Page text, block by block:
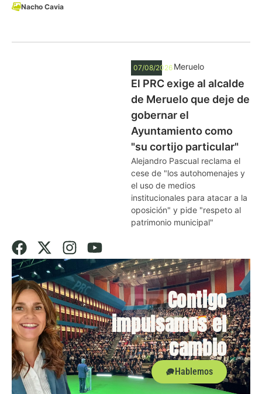
Nacho Cavia
07/08/2026 Meruelo
El PRC exige al alcalde
de Meruelo que deje de
gobernar el
Ayuntamiento como
"su cortijo particular"
Alejandro Pascual reclama el
cese de "los autohomenajes y
el uso de medios
institucionales para atacar a la
oposición" y pide "respeto al
patrimonio municipal"
Contigo
impulsamos el
cambio
Hablemos